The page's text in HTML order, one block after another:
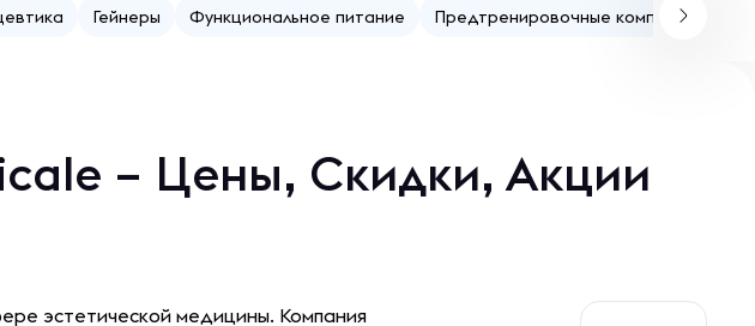
Гейнеры Функциональное питание Предтренировочные комплексы
– Цены, Скидки, Акции
эстетической медицины. Компания